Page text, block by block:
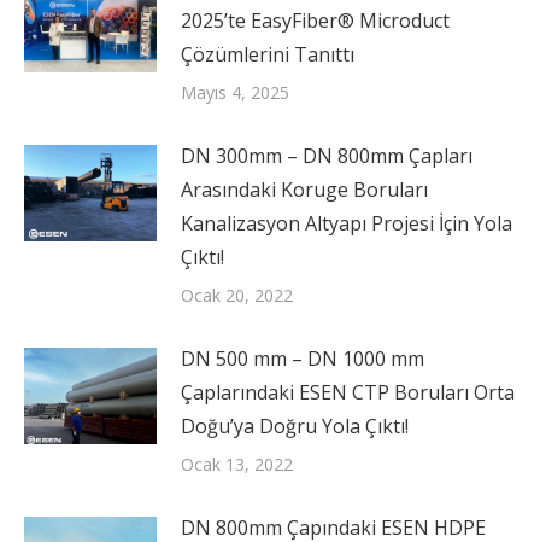
2025’te EasyFiber® Microduct
Çözümlerini Tanıttı
Mayıs 4, 2025
DN 300mm – DN 800mm Çapları
Arasındaki Koruge Boruları
Kanalizasyon Altyapı Projesi İçin Yola
Çıktı!
Ocak 20, 2022
DN 500 mm – DN 1000 mm
Çaplarındaki ESEN CTP Boruları Orta
Doğu’ya Doğru Yola Çıktı!
Ocak 13, 2022
DN 800mm Çapındaki ESEN HDPE